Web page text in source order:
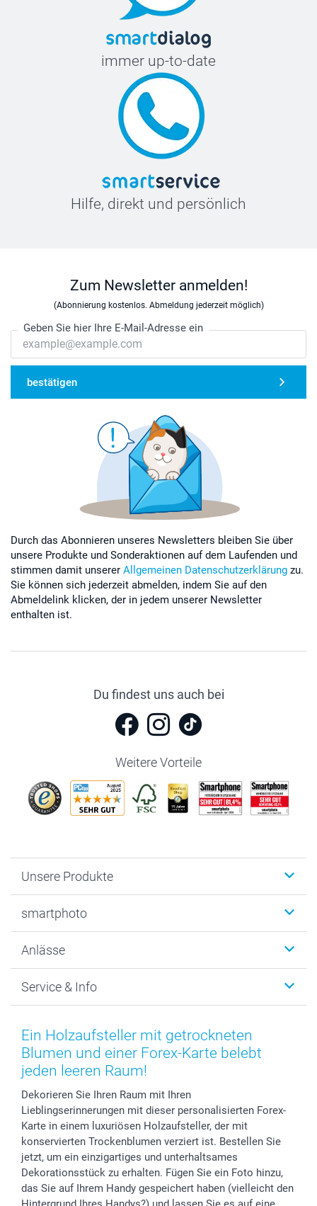
immer up-to-date
Hilfe, direkt und persönlich
Zum Newsletter anmelden!
(Abonnierung kostenlos. Abmeldung jederzeit möglich)
Geben Sie hier Ihre E-Mail-Adresse ein
bestätigen
Durch das Abonnieren unseres Newsletters bleiben Sie über
unsere Produkte und Sonderaktionen auf dem Laufenden und
stimmen damit unserer Allgemeinen Datenschutzerklärung zu.
Sie können sich jederzeit abmelden, indem Sie auf den
Abmeldelink klicken, der in jedem unserer Newsletter
enthalten ist.
Du findest uns auch bei
Weitere Vorteile
Unsere Produkte
Fotogeschenke
MyNameBook
Fotoabzüge, Fotos als Buch & Poster
Zubehör & Material
Foto-Kalender & Agenden
Sticker & Etiketten
smartphoto
Warum smartphoto
Datenschutz
AGB
Impressum
Presse
Investor Relations
B2B smartbusiness
Widerrufsrecht
Anlässe
Neujahr
Muttertag
Vatertag
Kommunion & Konfirmation
Geburtstag
Geburt
Zu allen Anlässen
Service & Info
Anmelden /Registrieren
Preise und Versandkosten
Lieferfristen
Zahlungsmöglichkeiten
Sitemap
Status der Bestellung
smartfriends
smartgarantie
smartbonus
Ein Holzaufsteller mit getrockneten
Blumen und einer Forex-Karte belebt
jeden leeren Raum!
Dekorieren Sie Ihren Raum mit Ihren
Lieblingserinnerungen mit dieser personalisierten Forex-
Karte in einem luxuriösen Holzaufsteller, der mit
konservierten Trockenblumen verziert ist. Bestellen Sie
jetzt, um ein einzigartiges und unterhaltsames
Dekorationsstück zu erhalten. Fügen Sie ein Foto hinzu,
das Sie auf Ihrem Handy gespeichert haben (vielleicht den